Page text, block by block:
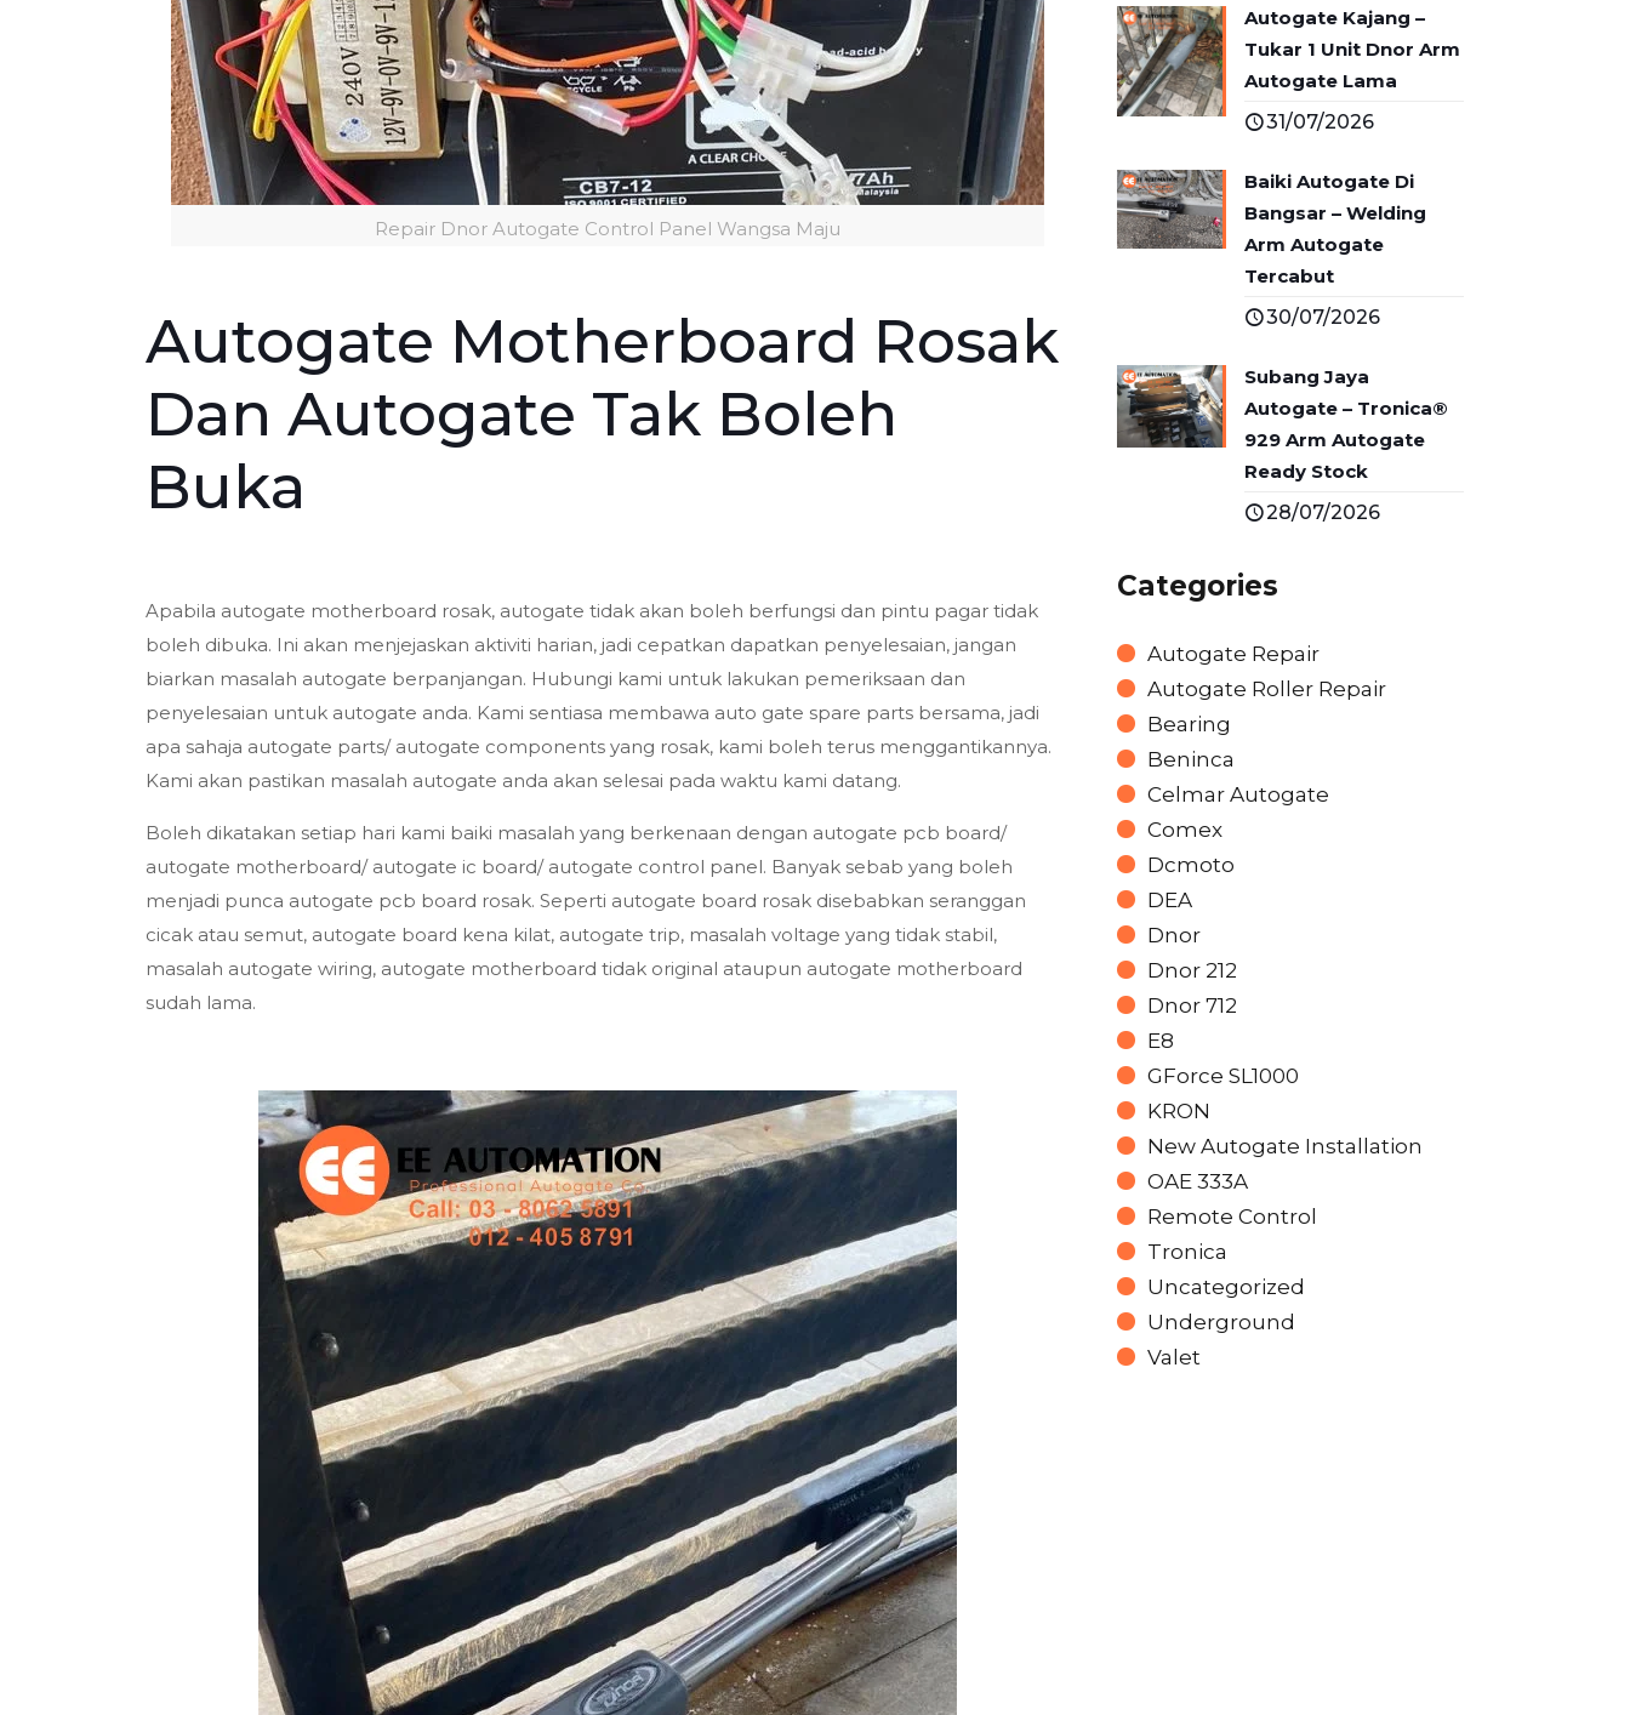
Repair Dnor Autogate Control Panel Wangsa Maju
Autogate Motherboard Rosak
Dan Autogate Tak Boleh
Buka
Apabila autogate motherboard rosak, autogate tidak akan boleh berfungsi dan pintu pagar tidak
boleh dibuka. Ini akan menjejaskan aktiviti harian, jadi cepatkan dapatkan penyelesaian, jangan
biarkan masalah autogate berpanjangan. Hubungi kami untuk lakukan pemeriksaan dan
penyelesaian untuk autogate anda. Kami sentiasa membawa auto gate spare parts bersama, jadi
apa sahaja autogate parts/ autogate components yang rosak, kami boleh terus menggantikannya.
Kami akan pastikan masalah autogate anda akan selesai pada waktu kami datang.
Boleh dikatakan setiap hari kami baiki masalah yang berkenaan dengan autogate pcb board/
autogate motherboard/ autogate ic board/ autogate control panel. Banyak sebab yang boleh
menjadi punca autogate pcb board rosak. Seperti autogate board rosak disebabkan seranggan
cicak atau semut, autogate board kena kilat, autogate trip, masalah voltage yang tidak stabil,
masalah autogate wiring, autogate motherboard tidak original ataupun autogate motherboard
sudah lama.
Autogate Kajang –
Tukar 1 Unit Dnor Arm
Autogate Lama
31/07/2026
Baiki Autogate Di
Bangsar – Welding
Arm Autogate
Tercabut
30/07/2026
Subang Jaya
Autogate – Tronica®
929 Arm Autogate
Ready Stock
28/07/2026
Categories
Autogate Repair
Autogate Roller Repair
Bearing
Beninca
Celmar Autogate
Comex
Dcmoto
DEA
Dnor
Dnor 212
Dnor 712
E8
GForce SL1000
KRON
New Autogate Installation
OAE 333A
Remote Control
Tronica
Uncategorized
Underground
Valet